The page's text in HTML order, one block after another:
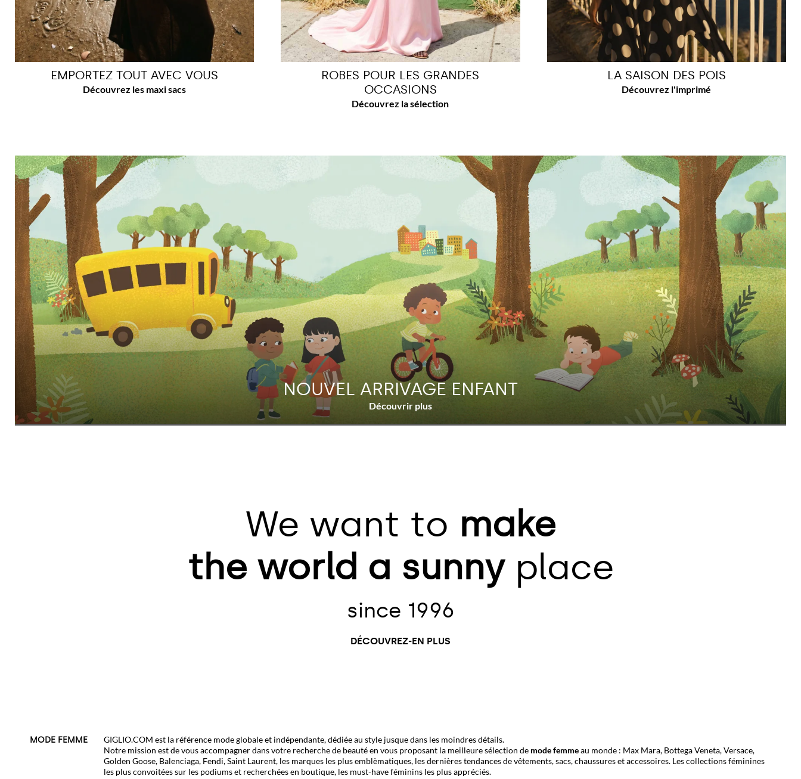
EMPORTEZ TOUT AVEC VOUS
ROBES POUR LES GRANDES
OCCASIONS
LA SAISON DES POIS
NOUVEL ARRIVAGE ENFANT
We want to make
the world a sunnyplace
since 1996
DÉCOUVREZ-EN PLUS
MODE FEMME
GIGLIO.COM est la référence mode globale et indépendante, dédiée au style jusque dans les moindres détails.
Notre mission est de vous accompagner dans votre recherche de beauté en vous proposant la meilleure sélection de mode femmeau monde : Max Mara, Bottega Veneta,Versace,
Golden Goose, Balenciaga, Fendi,Saint Laurent, les marques les plus emblèmatiques, les dernières tendances de vêtements, sacs, chaussures et accessoires. Les collections féminines
les plus convoitées sur les podiums et recherchées en boutique, les must-have féminins les plus appréciés.